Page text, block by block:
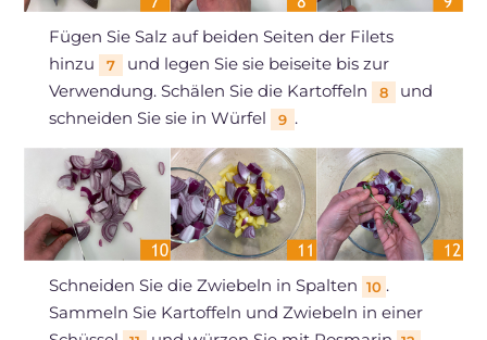
Fügen Sie Salz auf beiden Seiten der Filets
hinzu
7
und legen Sie sie beiseite bis zur
Verwendung. Schälen Sie die Kartoffeln
8
und
schneiden Sie sie in Würfel
9 .
Schneiden Sie die Zwiebeln in Spalten 10 .
Sammeln Sie Kartoffeln und Zwiebeln in einer